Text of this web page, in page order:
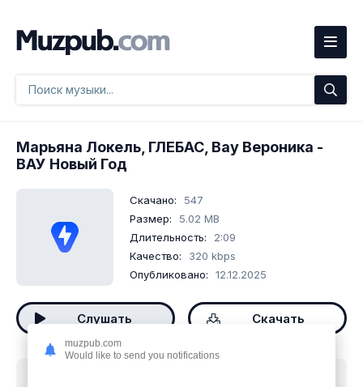
Марьяна Локель, ГЛЕБАС, Вау Вероника -
ВАУ Новый Год
Скачано:
547
Размер:
5.02 MB
Длительность:
2:09
Качество:
320 kbps
Опубликовано:
12.12.2025
Слушать Скачать
muzpub.com
Would like to send you notifications